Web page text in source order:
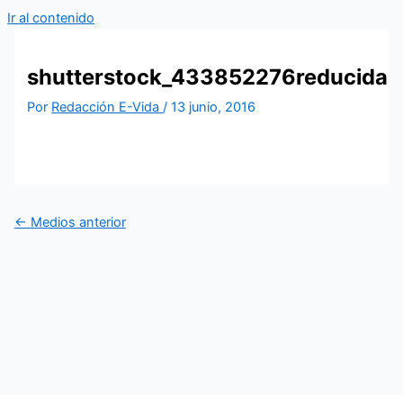
Ir al contenido
shutterstock_433852276reducida
Por Redacción E-Vida/13 junio, 2016
← Medios anterior